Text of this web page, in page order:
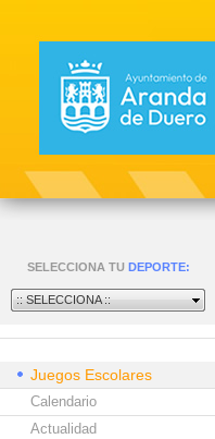
SELECCIONA TU DEPORTE:
:: SELECCIONA ::
Juegos Escolares
Calendario
Actualidad